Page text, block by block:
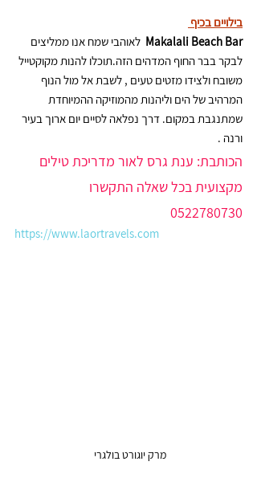
בילויים בכיף
Makalali Beach Bar לאוהבי שמח אנו ממליצים
לבקר בבר החוף המדהים הזה.תוכלו להנות מקוקטייל
משובח ולצידו מזטים טעים , לשבת אל מול הנוף
המרהיב של הים וליהנות מהמוזיקה ההמיוחדת
שמתנגבת במקום. דרך נפלאה לסיים יום ארוך בעיר
ורנה .
הכותבת: ענת גרס לאור מדריכת טילים
מקצועית בכל שאלה התקשרו
0522780730
https://www.laortravels.com
מרק יוגורט בולגרי